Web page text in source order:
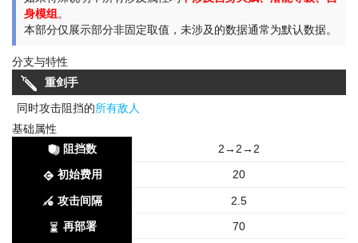
身模组 。
本部分仅展示部分非固定取值，未涉及的数据通常为默认数据。
分支与特性
重剑手
同时攻击阻挡的所有敌人
基础属性
阻挡数
2→2→2
初始费用 20
攻击间隔 2.5
再部署 70